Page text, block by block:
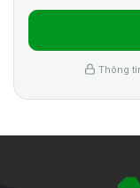
Thông